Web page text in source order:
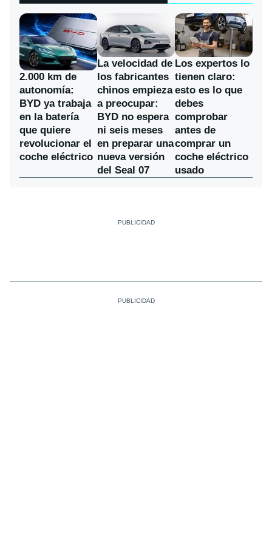
2.000 km de
autonomía:
BYD ya trabaja
en la batería
que quiere
revolucionar el
coche eléctrico
La velocidad de
los fabricantes
chinos empieza
a preocupar:
BYD no espera
ni seis meses
en preparar una
nueva versión
del Seal 07
Los expertos lo
tienen claro:
esto es lo que
debes
comprobar
antes de
comprar un
coche eléctrico
usado